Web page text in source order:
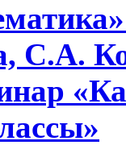
С.А.